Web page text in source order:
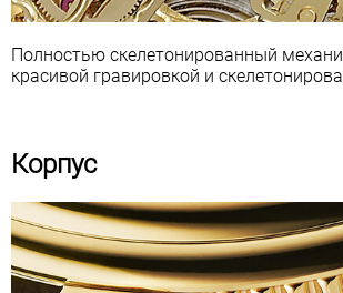
Полностью скелетонированный
красивой гравировкой и
Корпус